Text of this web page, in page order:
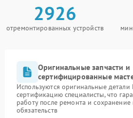
2926
отремонтированных устройств
Оригинальные запчасти и
сертифицированные
Используются оригинальные
сертификацию специалисты, что
работу после ремонта и сохранение
обязательств